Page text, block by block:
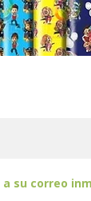
a su correo